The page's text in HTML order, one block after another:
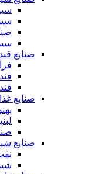
صنایع
صنایع
صنایع